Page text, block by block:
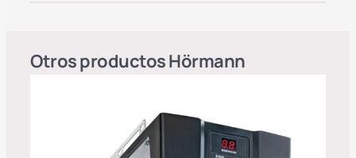
Otros productosHörmann